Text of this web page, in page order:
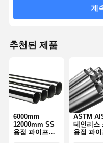
계
추천된 제품
6000mm
12000mm SS
용접 파이프
ASTM
테인리스
용접 파